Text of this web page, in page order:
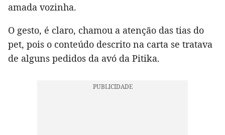
amada vozinha.
O gesto, é claro, chamou a atenção das tias do
pet, pois o conteúdo descrito na carta se tratava
de alguns pedidos da avó da Pitika.